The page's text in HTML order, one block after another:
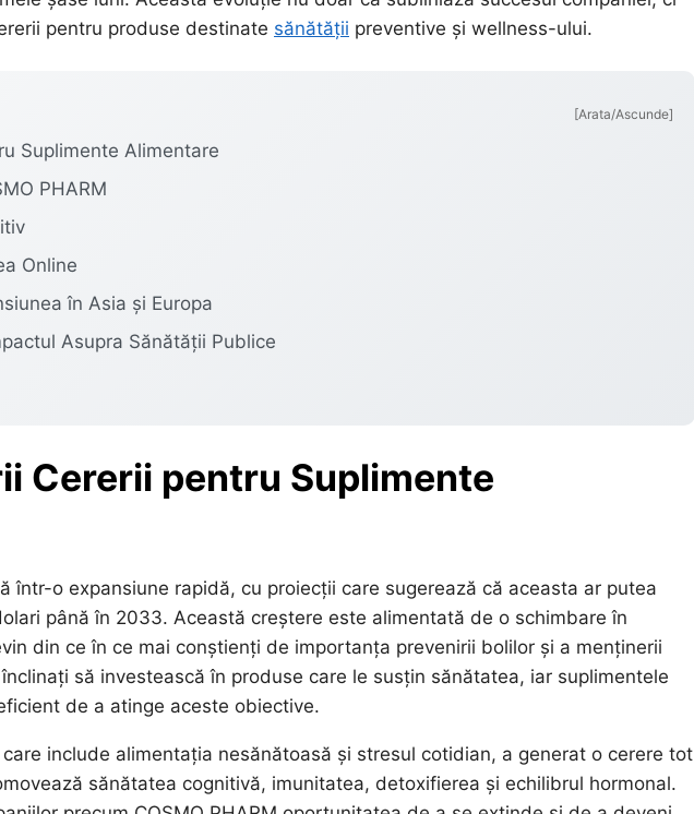
pentru produse destinate sănătății preventive și wellness-ului.
[Arata/Ascunde]
Suplimente Alimentare
PHARM
Online
în Asia și Europa
Asupra Sănătății Publice
Cererii pentru Suplimente
într-o expansiune rapidă, cu proiecții care sugerează că aceasta ar putea
până în 2033. Această creștere este alimentată de o schimbare în
din ce în ce mai conștienți de importanța prevenirii bolilor și a menținerii
să investească în produse care le susțin sănătatea, iar suplimentele
de a atinge aceste obiective.
include alimentația nesănătoasă și stresul cotidian, a generat o cerere tot
sănătatea cognitivă, imunitatea, detoxifierea și echilibrul hormonal.